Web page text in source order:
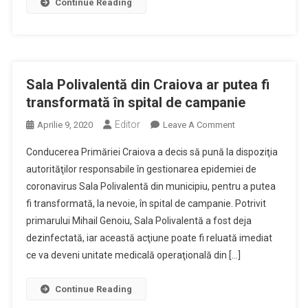
Continue Reading
Sala Polivalentă din Craiova ar putea fi
transformată în spital de campanie
Aprilie 9, 2020 Editor Leave A CommentOn
Polivalentă
Din
Craiova
Ar
Putea
Fi
Transformată
Conducerea Primăriei Craiova a decis să pună la dispoziţia
autorităţilor responsabile în gestionarea epidemiei de
coronavirus Sala Polivalentă din municipiu, pentru a putea
fi transformată, la nevoie, în spital de campanie. Potrivit
primarului Mihail Genoiu, Sala Polivalentă a fost deja
dezinfectată, iar această acţiune poate fi reluată imediat
ce va deveni unitate medicală operaţională din […]
Continue Reading